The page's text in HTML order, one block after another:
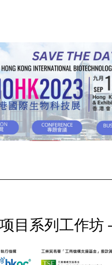
目系列工作坊